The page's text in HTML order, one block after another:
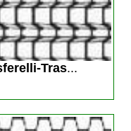
Tras...